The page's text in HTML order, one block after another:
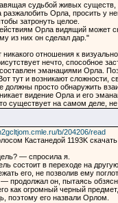
судьбой живых существ,
разжалобить Орла, просить у
затронуть целое.
Орла видящий может
из них он сделал дар."
никакого отношения к
нечто, способное
эманациями Орла.
тут и возникают сложности,
должны просто обнаружить
видение Орла и его
существует на самом деле,
b/204206/read
Кастанедой 1193K
— спросила я.
состоит в переходе на
его, не позволив ему
продолжал он, пытаясь
как огромный черный
поэтому его назвали Орлом.